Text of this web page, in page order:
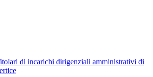
di incarichi dirigenziali amministrativi di